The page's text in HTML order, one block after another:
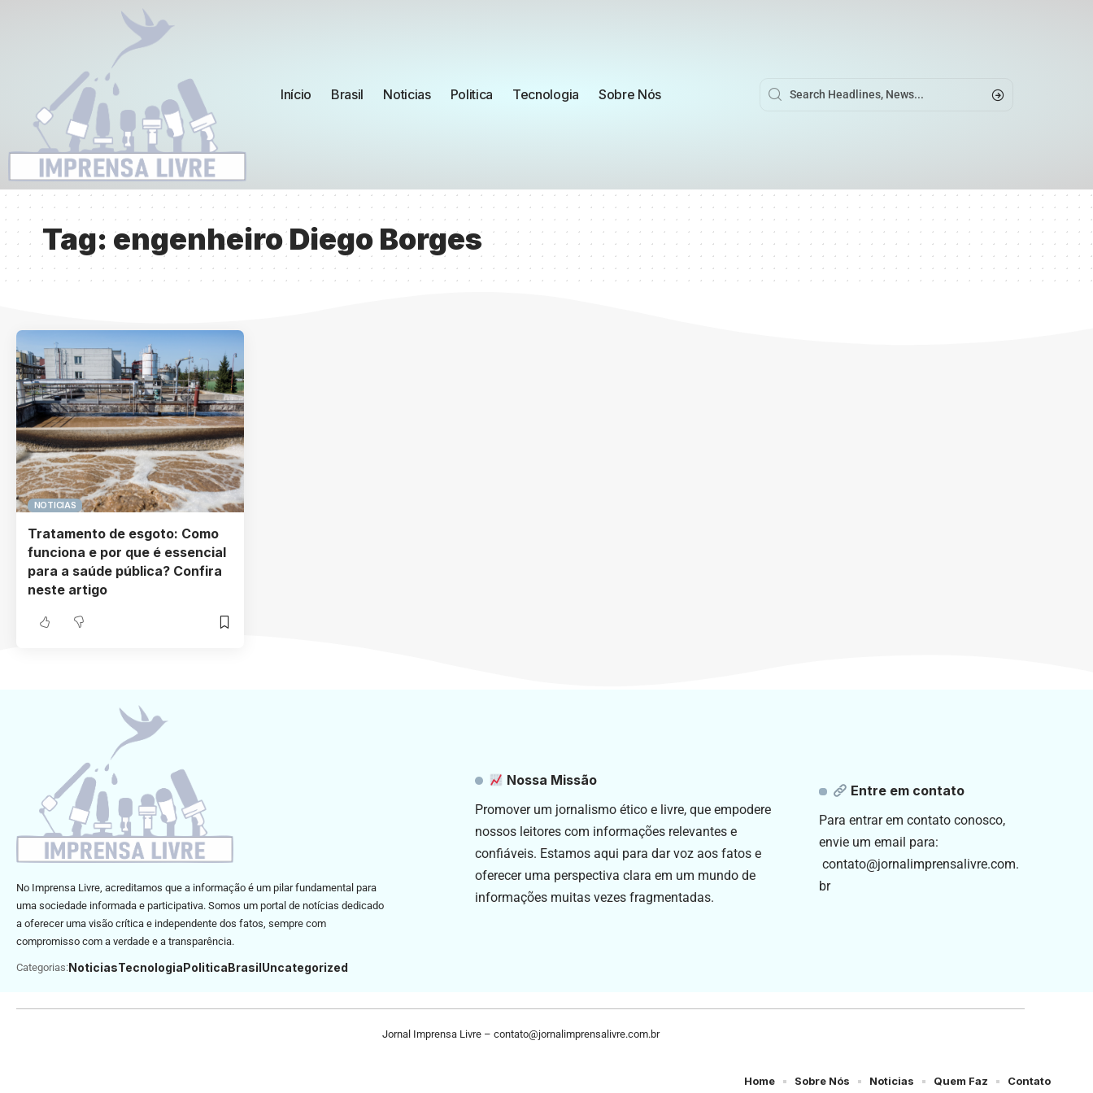
Início Brasil Noticias Politica Tecnologia Sobre Nós
Tag: engenheiro Diego Borges
NOTICIAS
Tratamento de esgoto: Como
funciona e por que é essencial
para a saúde pública? Confira
neste artigo
No Imprensa Livre, acreditamos que a informação é um pilar fundamental para
uma sociedade informada e participativa. Somos um portal de notícias dedicado
a oferecer uma visão crítica e independente dos fatos, sempre com
compromisso com a verdade e a transparência.
Categorias:NoticiasTecnologiaPoliticaBrasilUncategorized
Nossa Missão
Promover um jornalismo ético e livre, que empodere
nossos leitores com informações relevantes e
confiáveis. Estamos aqui para dar voz aos fatos e
oferecer uma perspectiva clara em um mundo de
informações muitas vezes fragmentadas.
Entre em contato
Para entrar em contato conosco,
envie um email para:
contato@jornalimprensalivre.com.
br
Jornal Imprensa Livre – contato@jornalimprensalivre.com.br
Home Sobre Nós Noticias Quem Faz Contato